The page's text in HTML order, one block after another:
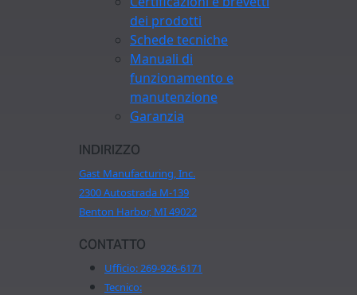
dei prodotti
Schede tecniche
Manuali di
funzionamento e
manutenzione
Garanzia
INDIRIZZO
Gast Manufacturing, Inc.
2300 Autostrada M-139
Benton Harbor, MI 49022
CONTATTO
Ufficio:269-926-6171
Tecnico: